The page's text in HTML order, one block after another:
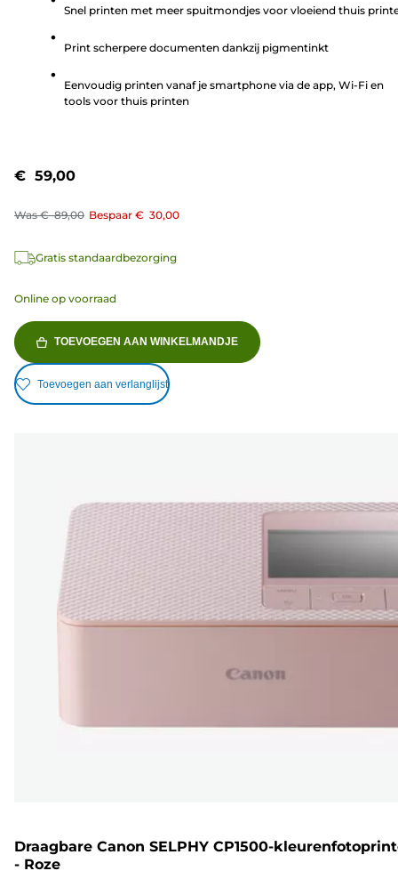
sterren.
beoordelingen
Snel printen met meer spuitmondjes voor vloeiend thuis
Print scherpere documenten dankzij pigmentinkt
Eenvoudig printen vanaf je smartphone via de app, Wi-Fi en
tools voor thuis printen
€ 59,00
Was€ 89,00 Bespaar € 30,00
Gratis standaardbezorging
Online op voorraad
TOEVOEGEN AAN WINKELMANDJE
Toevoegen aan verlanglijst
Draagbare Canon SELPHY CP1500-
- Roze